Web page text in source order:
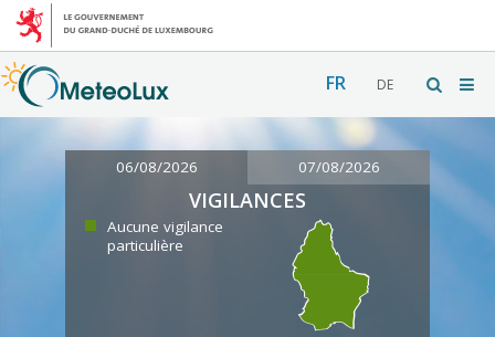
FR DE
06/08/2026 07/08/2026
VIGILANCES
Aucune vigilance
particulière